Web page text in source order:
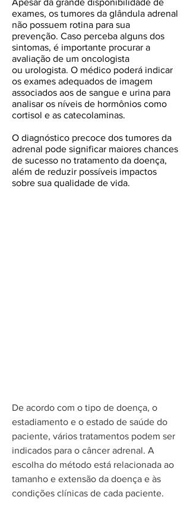
Apesar da grande disponibilidade de
exames, os tumores da glândula adrenal
não possuem rotina para sua
prevenção. Caso perceba alguns dos
sintomas, é importante procurar a
avaliação de um oncologista
ou urologista. O médico poderá indicar
os exames adequados de imagem
associados aos de sangue e urina para
analisar os níveis de hormônios como
cortisol e as catecolaminas.
O diagnóstico precoce dos tumores da
adrenal pode significar maiores chances
de sucesso no tratamento da doença,
além de reduzir possíveis impactos
sobre sua qualidade de vida.
De acordo com o tipo de doença, o
estadiamento e o estado de saúde do
paciente, vários tratamentos podem ser
indicados para o câncer adrenal. A
escolha do método está relacionada ao
tamanho e extensão da doença e às
condições clínicas de cada paciente.